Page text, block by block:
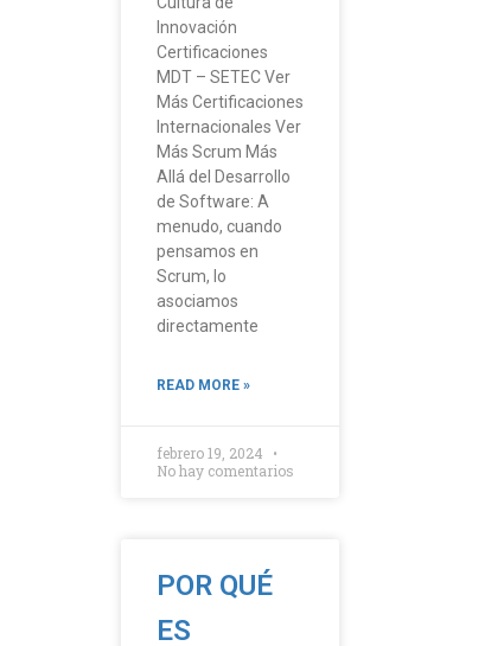
Innovación
Certificaciones
MDT – SETEC Ver
Más Certificaciones
Internacionales Ver
Más Scrum Más
Allá del Desarrollo
de Software: A
menudo, cuando
pensamos en
Scrum, lo
asociamos
directamente
READ MORE »
febrero 19, 2024
No hay comentarios
POR QUÉ
ES